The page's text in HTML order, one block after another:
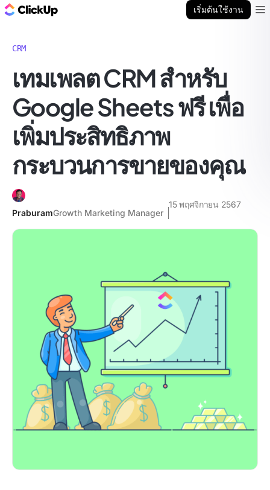
เริ่มต้นใช้งาน
CRM
เทมเพลต CRM สำหรับ
Google Sheets ฟรี เพื่อ
เพิ่มประสิทธิภาพ
กระบวนการขายของคุณ
PraburamGrowth Marketing Manager
15 พฤศจิกายน 2567